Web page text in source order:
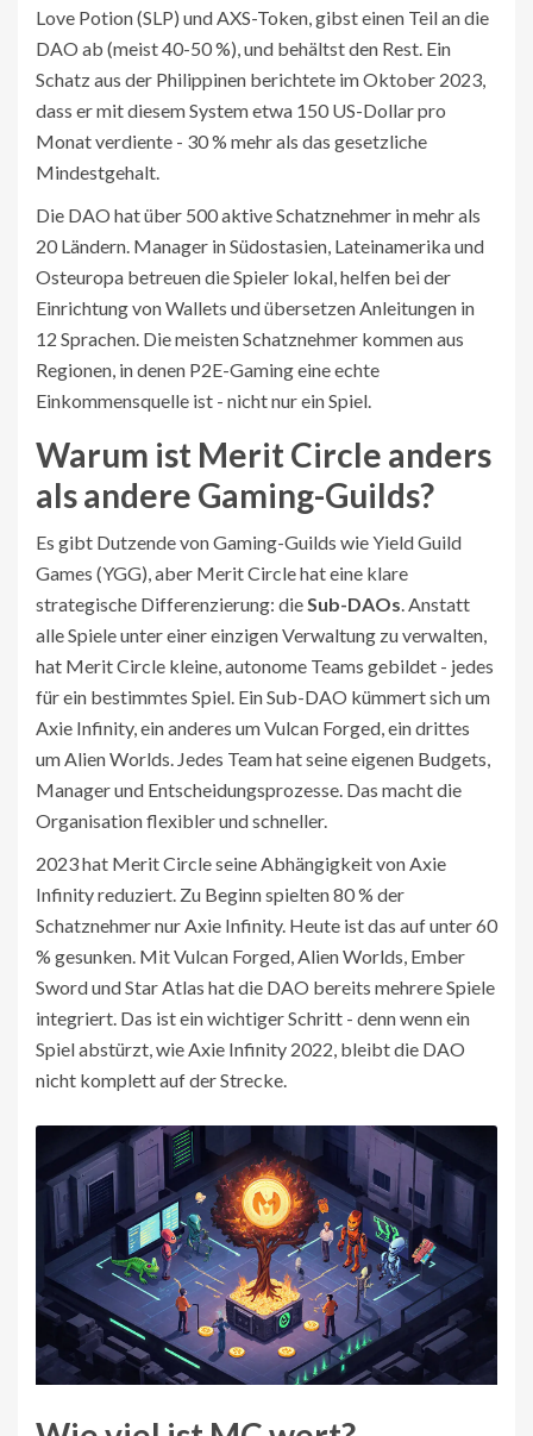
Love Potion (SLP) und AXS-Token, gibst einen Teil an die
DAO ab (meist 40-50 %), und behältst den Rest. Ein
Schatz aus der Philippinen berichtete im Oktober 2023,
dass er mit diesem System etwa 150 US-Dollar pro
Monat verdiente - 30 % mehr als das gesetzliche
Mindestgehalt.
Die DAO hat über 500 aktive Schatznehmer in mehr als
20 Ländern. Manager in Südostasien, Lateinamerika und
Osteuropa betreuen die Spieler lokal, helfen bei der
Einrichtung von Wallets und übersetzen Anleitungen in
12 Sprachen. Die meisten Schatznehmer kommen aus
Regionen, in denen P2E-Gaming eine echte
Einkommensquelle ist - nicht nur ein Spiel.
Warum ist Merit Circle anders
als andere Gaming-Guilds?
Es gibt Dutzende von Gaming-Guilds wie Yield Guild
Games (YGG), aber Merit Circle hat eine klare
strategische Differenzierung: dieSub-DAOs. Anstatt
alle Spiele unter einer einzigen Verwaltung zu verwalten,
hat Merit Circle kleine, autonome Teams gebildet - jedes
für ein bestimmtes Spiel. Ein Sub-DAO kümmert sich um
Axie Infinity, ein anderes um Vulcan Forged, ein drittes
um Alien Worlds. Jedes Team hat seine eigenen Budgets,
Manager und Entscheidungsprozesse. Das macht die
Organisation flexibler und schneller.
2023 hat Merit Circle seine Abhängigkeit von Axie
Infinity reduziert. Zu Beginn spielten 80 % der
Schatznehmer nur Axie Infinity. Heute ist das auf unter 60
% gesunken. Mit Vulcan Forged, Alien Worlds, Ember
Sword und Star Atlas hat die DAO bereits mehrere Spiele
integriert. Das ist ein wichtiger Schritt - denn wenn ein
Spiel abstürzt, wie Axie Infinity 2022, bleibt die DAO
nicht komplett auf der Strecke.